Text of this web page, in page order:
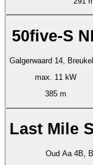
50five-S
Galgerwaard 14,
max. 11 kW
385 m
Last Mile
Oud Aa 4B,